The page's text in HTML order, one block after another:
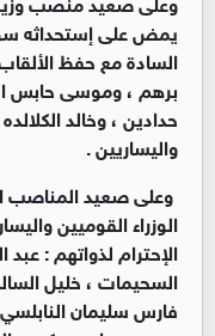
يمض على إستحداثه
السادة مع حفظ
برهم ، وموسى حابس
حدادين ، وخالد
واليساريين .
وعلى صعيد المناصب
الوزراء القوميين
الإحترام لذواتهم :
السحيمات ، خليل
فارس سليمان